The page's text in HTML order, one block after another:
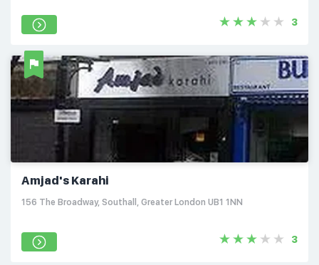
3
Amjad's Karahi
156 The Broadway, Southall, Greater London UB1 1NN
3